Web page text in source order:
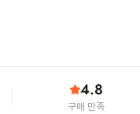
4.8
구매 만족